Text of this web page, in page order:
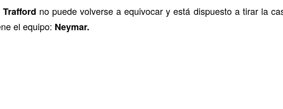
Trafford no puede volverse a equivocar y está dispuesto a tirar la
el equipo: Neymar.